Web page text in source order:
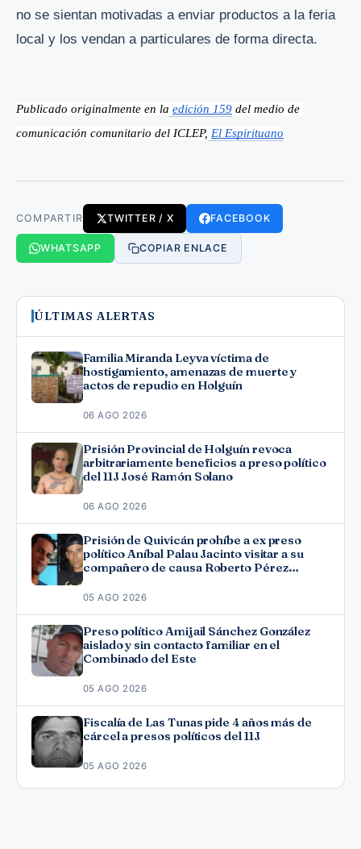
no se sientan motivadas a enviar productos a la feria
local y los vendan a particulares de forma directa.
Publicado originalmente en la edición 159 del medio de
comunicación comunitario del ICLEP, El Espirituano
COMPARTIR TWITTER / X FACEBOOK
WHATSAPP COPIAR ENLACE
ÚLTIMAS ALERTAS
Familia Miranda Leyva víctima de
hostigamiento, amenazas de muerte y
actos de repudio en Holguín
06 AGO 2026
Prisión Provincial de Holguín revoca
arbitrariamente beneficios a preso político
del 11J José Ramón Solano
06 AGO 2026
Prisión de Quivicán prohíbe a ex preso
político Aníbal Palau Jacinto visitar a su
compañero de causa Roberto Pérez
05 AGO 2026
Preso político Amijail Sánchez González
aislado y sin contacto familiar en el
Combinado del Este
05 AGO 2026
Fiscalía de Las Tunas pide 4 años más de
cárcel a presos políticos del 11J
05 AGO 2026